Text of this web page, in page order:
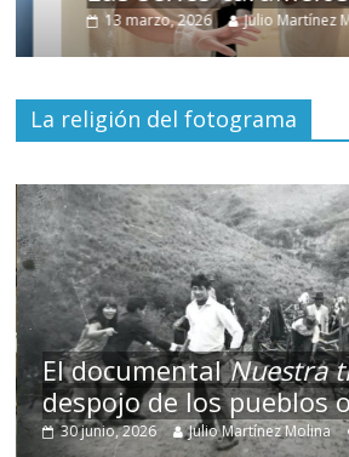
13 marzo, 2026 Julio Martínez Molina
La religión del fotograma
El documentalNuestra
despojo de los pueblos
30 junio, 2026 Julio Martínez Molina